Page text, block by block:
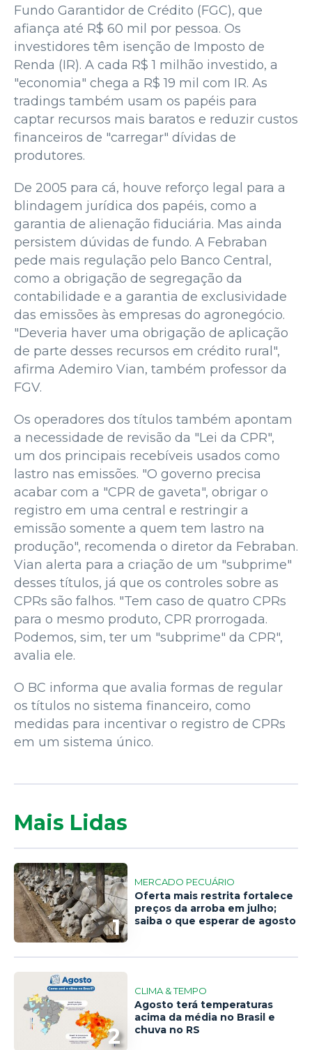
Fundo Garantidor de Crédito (FGC), que
afiança até R$ 60 mil por pessoa. Os
investidores têm isenção de Imposto de
Renda (IR). A cada R$ 1 milhão investido, a
"economia" chega a R$ 19 mil com IR. As
tradings também usam os papéis para
captar recursos mais baratos e reduzir custos
financeiros de "carregar" dívidas de
produtores.
De 2005 para cá, houve reforço legal para a
blindagem jurídica dos papéis, como a
garantia de alienação fiduciária. Mas ainda
persistem dúvidas de fundo. A Febraban
pede mais regulação pelo Banco Central,
como a obrigação de segregação da
contabilidade e a garantia de exclusividade
das emissões às empresas do agronegócio.
"Deveria haver uma obrigação de aplicação
de parte desses recursos em crédito rural",
afirma Ademiro Vian, também professor da
FGV.
Os operadores dos títulos também apontam
a necessidade de revisão da "Lei da CPR",
um dos principais recebíveis usados como
lastro nas emissões. "O governo precisa
acabar com a "CPR de gaveta", obrigar o
registro em uma central e restringir a
emissão somente a quem tem lastro na
produção", recomenda o diretor da Febraban.
Vian alerta para a criação de um "subprime"
desses títulos, já que os controles sobre as
CPRs são falhos. "Tem caso de quatro CPRs
para o mesmo produto, CPR prorrogada.
Podemos, sim, ter um "subprime" da CPR",
avalia ele.
O BC informa que avalia formas de regular
os títulos no sistema financeiro, como
medidas para incentivar o registro de CPRs
em um sistema único.
Mais Lidas
1
MERCADO PECUÁRIO
Oferta mais restrita fortalece
preços da arroba em julho;
saiba o que esperar de agosto
2
CLIMA & TEMPO
Agosto terá temperaturas
acima da média no Brasil e
chuva no RS